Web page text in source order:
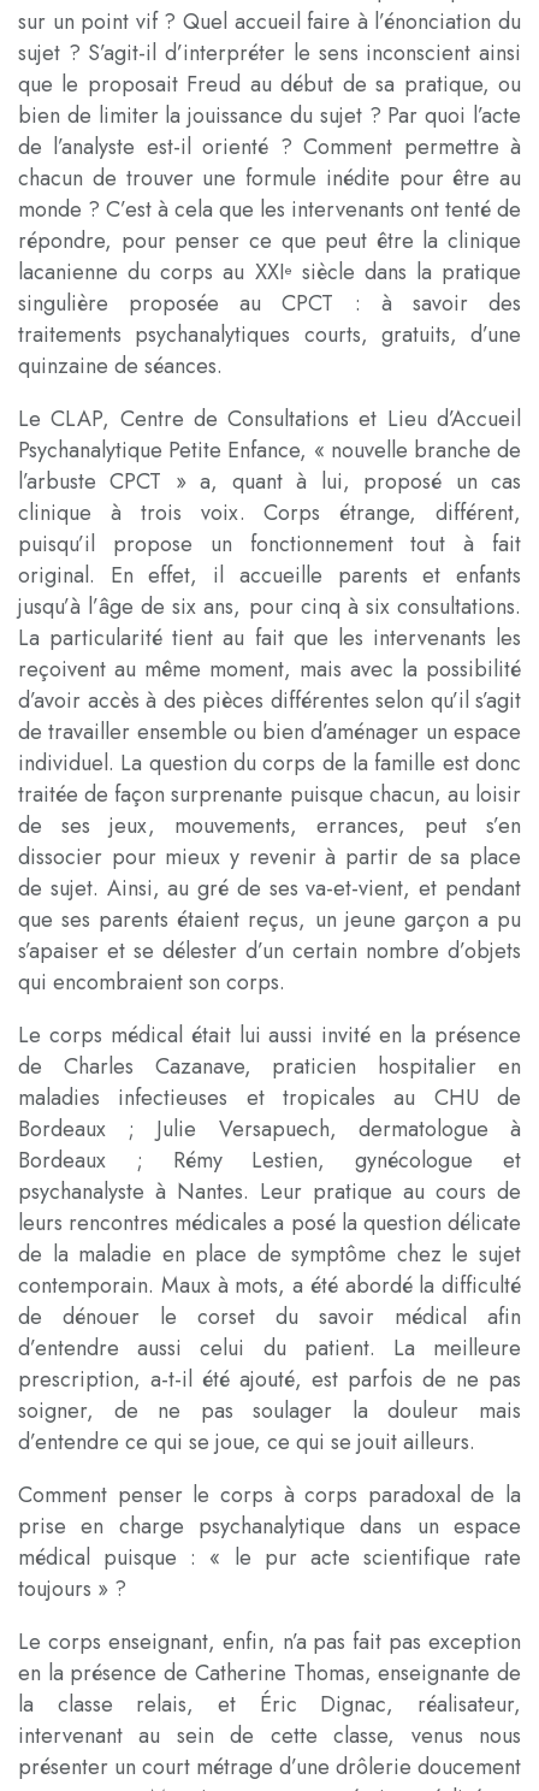
sur un point vif ? Quel accueil faire à l’énonciation du
sujet ? S’agit-il d’interpréter le sens inconscient ainsi
que le proposait Freud au début de sa pratique, ou
bien de limiter la jouissance du sujet ? Par quoi l’acte
de l’analyste est-il orienté ? Comment permettre à
chacun de trouver une formule inédite pour être au
monde ? C’est à cela que les intervenants ont tenté de
répondre, pour penser ce que peut être la clinique
lacanienne du corps au XXIe siècle dans la pratique
singulière proposée au CPCT : à savoir des
traitements psychanalytiques courts, gratuits, d’une
quinzaine de séances.
Le CLAP, Centre de Consultations et Lieu d’Accueil
Psychanalytique Petite Enfance, « nouvelle branche de
l’arbuste CPCT » a, quant à lui, proposé un cas
clinique à trois voix. Corps étrange, différent,
puisqu’il propose un fonctionnement tout à fait
original. En effet, il accueille parents et enfants
jusqu’à l’âge de six ans, pour cinq à six consultations.
La particularité tient au fait que les intervenants les
reçoivent au même moment, mais avec la possibilité
d’avoir accès à des pièces différentes selon qu’il s’agit
de travailler ensemble ou bien d’aménager un espace
individuel. La question du corps de la famille est donc
traitée de façon surprenante puisque chacun, au loisir
de ses jeux, mouvements, errances, peut s’en
dissocier pour mieux y revenir à partir de sa place
de sujet. Ainsi, au gré de ses va-et-vient, et pendant
que ses parents étaient reçus, un jeune garçon a pu
s’apaiser et se délester d’un certain nombre d’objets
qui encombraient son corps.
Le corps médical était lui aussi invité en la présence
de Charles Cazanave, praticien hospitalier en
maladies infectieuses et tropicales au CHU de
Bordeaux ; Julie Versapuech, dermatologue à
Bordeaux ; Rémy Lestien, gynécologue et
psychanalyste à Nantes. Leur pratique au cours de
leurs rencontres médicales a posé la question délicate
de la maladie en place de symptôme chez le sujet
contemporain. Maux à mots, a été abordé la difficulté
de dénouer le corset du savoir médical afin
d’entendre aussi celui du patient. La meilleure
prescription, a-t-il été ajouté, est parfois de ne pas
soigner, de ne pas soulager la douleur mais
d’entendre ce qui se joue, ce qui se jouit ailleurs.
Comment penser le corps à corps paradoxal de la
prise en charge psychanalytique dans un espace
médical puisque : « le pur acte scientifique rate
toujours » ?
Le corps enseignant, enfin, n’a pas fait pas exception
en la présence de Catherine Thomas, enseignante de
la classe relais, et Éric Dignac, réalisateur,
intervenant au sein de cette classe, venus nous
présenter un court métrage d’une drôlerie doucement